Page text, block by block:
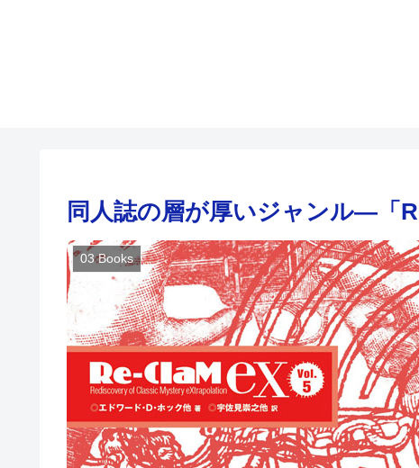
同人誌の層が厚いジャンル―「
03 Books